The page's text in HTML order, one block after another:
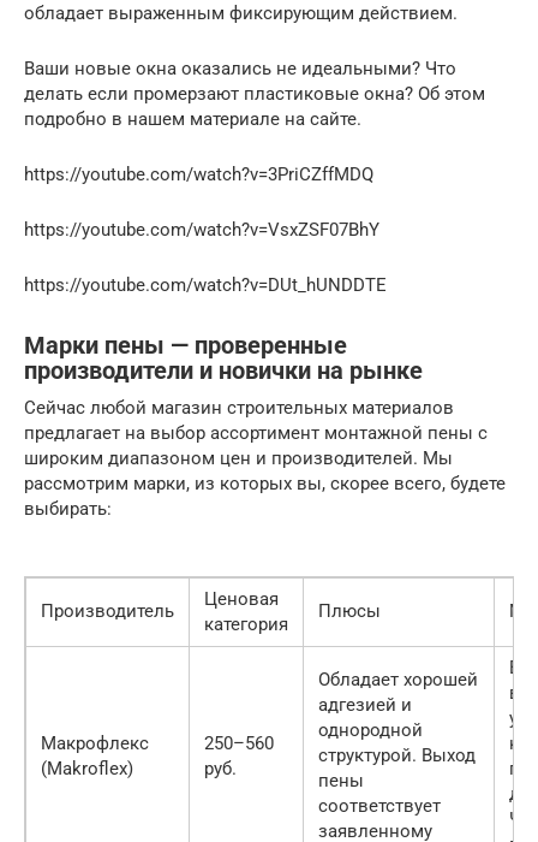
обладает выраженным фиксирующим действием.
Ваши новые окна оказались не идеальными? Что
делать если промерзают пластиковые окна? Об этом
подробно в нашем материале на сайте.
https://youtube.com/watch?v=3PriCZffMDQ
https://youtube.com/watch?v=VsxZSF07BhY
https://youtube.com/watch?v=DUt_hUNDDTE
Марки пены — проверенные
производители и новички на рынке
Сейчас любой магазин строительных материалов
предлагает на выбор ассортимент монтажной пены с
широким диапазоном цен и производителей. Мы
рассмотрим марки, из которых вы, скорее всего, будете
выбирать:
Производитель
Ценовая
категория
Плюсы
Макрофлекс
(Makroflex)
250–560
руб.
Обладает хорошей
адгезией и
однородной
структурой. Выход
пены
соответствует
заявленному
В